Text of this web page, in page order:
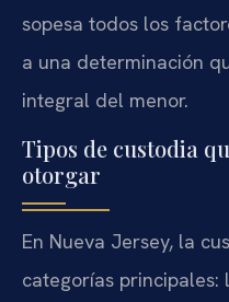
sopesa todos los
a una determinación
integral del menor.
Tipos de custodia
otorgar
En Nueva Jersey, la
categorías